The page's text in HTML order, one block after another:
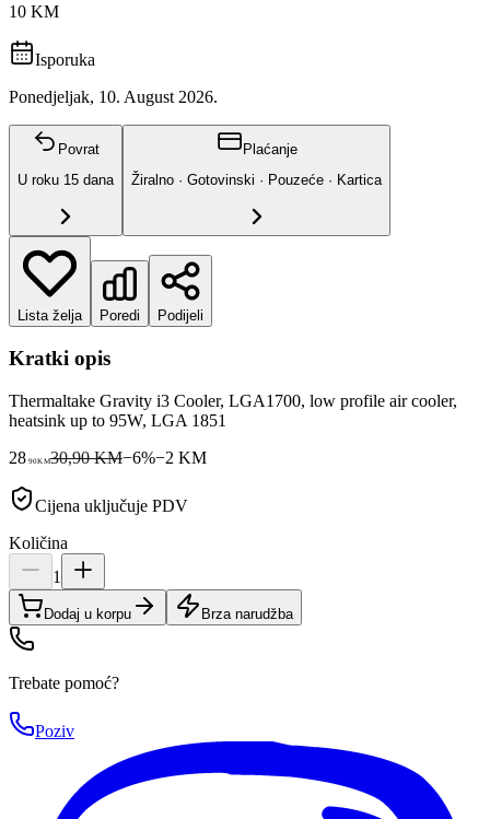
10 KM
Isporuka
Ponedjeljak, 10. August 2026.
Povrat
U roku 15 dana
Plaćanje
Žiralno · Gotovinski · Pouzeće · Kartica
Lista želja Poredi Podijeli
Kratki opis
Thermaltake Gravity i3 Cooler, LGA1700, low profile air cooler,
heatsink up to 95W, LGA 1851
28 90KM30,90 KM−6%−2 KM
Cijena uključuje PDV
Količina
1
Dodaj u korpu Brza narudžba
Trebate pomoć?
Poziv